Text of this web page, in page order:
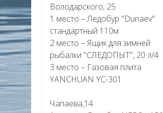
Володарского, 25
1 место – Ледобур "Dunaev"
стандартный 110м
2 место – Ящик для зимней
рыбалки "СЛЕДОПЫТ", 20 л/4
3 место – Газовая плита
YANCHUAN YC-301
Чапаева,14